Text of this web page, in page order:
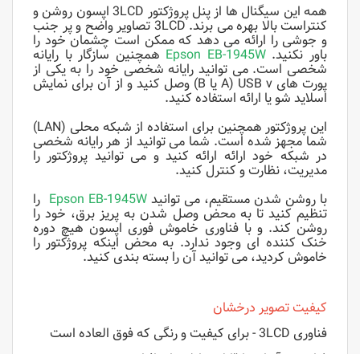
همه این سیگنال ها از پنل پروژکتور 3LCD اپسون روشن و
کنتراست بالا بهره می برند. 3LCD تصاویر واضح و پر جنب
و جوشی را ارائه می دهد که ممکن است چشمان خود را
باور نکنید.Epson EB-1945W همچنین سازگار با رایانه
شخصی است. می توانید رایانه شخصی خود را به یکی از
پورت های USB v (A یا B) وصل کنید و از آن برای نمایش
اسلاید شو یا ارائه استفاده کنید.
این پروژکتور همچنین برای استفاده از شبکه محلی (LAN)
شما مجهز شده است. شما می توانید از هر رایانه شخصی
در شبکه خود ارائه ارائه کنید و می توانید پروژکتور را
مدیریت، نظارت و کنترل کنید.
با روشن شدن مستقیم، می توانیدEpson EB-1945W را
تنظیم کنید تا به محض وصل شدن به پریز برق، خود را
روشن کند. و با فناوری خاموش فوری اپسون هیچ دوره
خنک کننده ای وجود ندارد. به محض اینکه پروژکتور را
خاموش کردید، می توانید آن را بسته بندی کنید.
کیفیت تصویر درخشان
فناوری 3LCD - برای کیفیت و رنگی که فوق العاده است